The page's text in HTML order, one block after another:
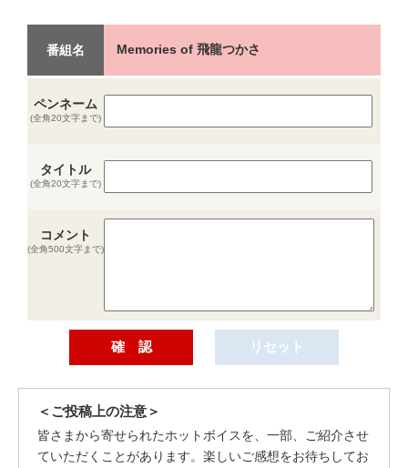
番組名 Memories of 飛龍つかさ
ペンネーム
(全角20文字まで)
タイトル
(全角20文字まで)
コメント
(全角500文字まで)
＜ご投稿上の注意＞
皆さまから寄せられたホットボイスを、一部、ご紹介させ
ていただくことがあります。楽しいご感想をお待ちしてお